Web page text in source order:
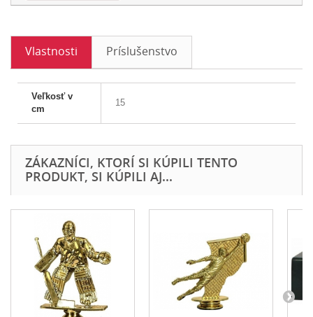
Vlastnosti Príslušenstvo
Veľkosť v
cm
15
ZÁKAZNÍCI, KTORÍ SI KÚPILI TENTO
PRODUKT, SI KÚPILI AJ...